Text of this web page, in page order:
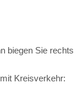
biegen Sie rechts
Kreisverkehr: